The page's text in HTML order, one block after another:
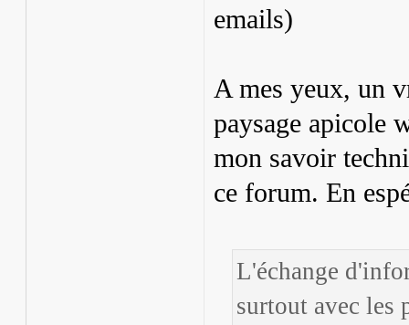
emails)
A mes yeux, un
paysage apicole
mon savoir
ce forum. En
L'échange
surtout avec les